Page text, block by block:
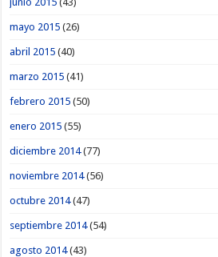
mayo 2015 (26)
abril 2015 (40)
marzo 2015 (41)
febrero 2015 (50)
enero 2015 (55)
diciembre 2014(77)
noviembre 2014(56)
octubre 2014(47)
septiembre 2014(54)
agosto 2014(43)